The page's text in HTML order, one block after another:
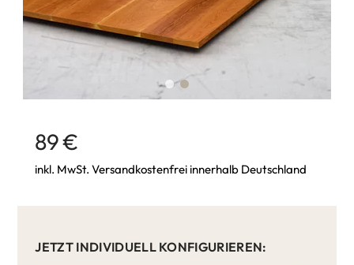
89 €
inkl. MwSt. Versandkostenfrei innerhalb Deutschland
JETZT INDIVIDUELL KONFIGURIEREN: